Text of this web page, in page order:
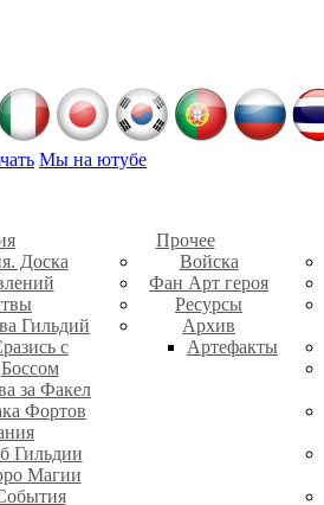
Мы на ютубе
Доска
Гильдий
с
Боссом
за Факел
Фортов
Гильдии
Магии
Прочее
Войска
Фан Арт героя
Ресурсы
Архив
Артефакты